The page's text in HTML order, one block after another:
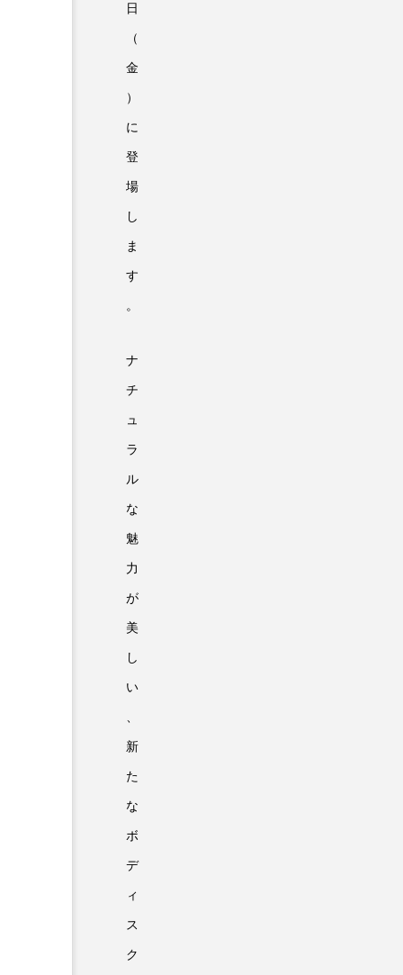
日
（
金
）
に
登
場
し
ま
す
。
ナ
チ
ュ
ラ
ル
な
魅
力
が
美
し
い
新
た
な
ボ
デ
ィ
ス
ク